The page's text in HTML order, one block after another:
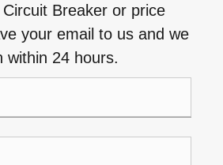
Breaker or price
your email to us and we
within 24 hours.